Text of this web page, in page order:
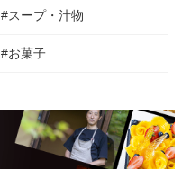
#スープ・汁物
#お菓子